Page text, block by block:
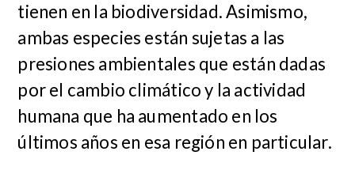
tienen en la biodiversidad. Asimismo,
ambas especies están sujetas a las
presiones ambientales que están dadas
por el cambio climático y la actividad
humana que ha aumentado en los
últimos años en esa región en particular.